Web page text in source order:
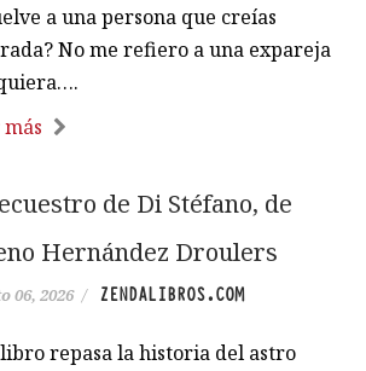
a una persona que creías
No me refiero a una expareja
de Di Stéfano, de
Hernández Droulers
06, 2026 / ZENDALIBROS.COM
repasa la historia del astro